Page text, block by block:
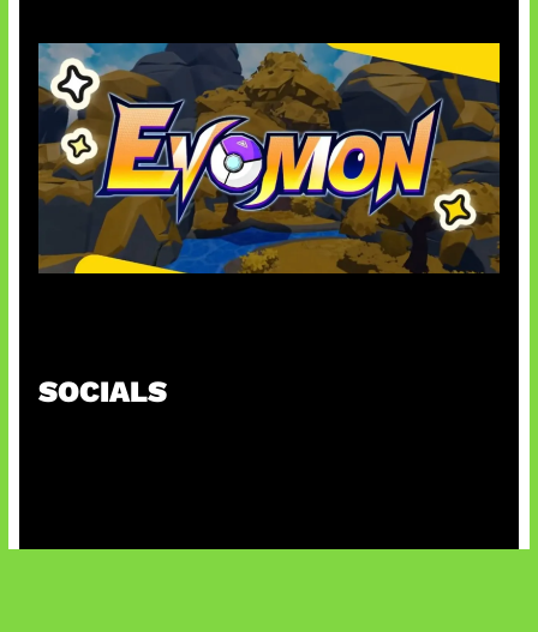
SOCIALS